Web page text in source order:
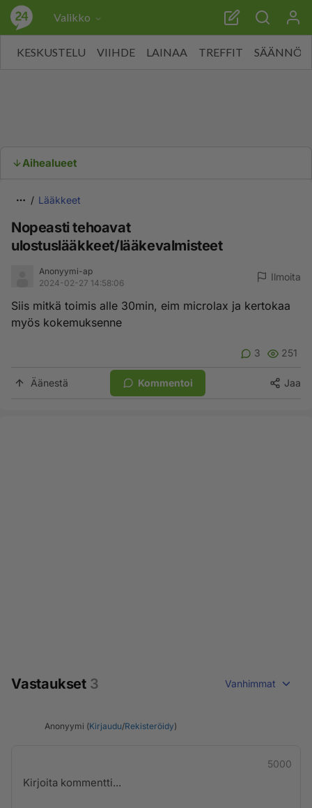
Valikko
KESKUSTELU VIIHDE LAINAA TREFFIT SÄÄNNÖT
Aihealueet
Lääkkeet
Nopeasti tehoavat
ulostuslääkkeet/lääkevalmisteet
Anonyymi-ap
2024-02-27 14:58:06
Ilmoita
Siis mitkä toimis alle 30min, eim microlax ja kertokaa
myös kokemuksenne
3 251
Äänestä Kommentoi Jaa
Vastaukset 3 Vanhimmat
Anonyymi (Kirjaudu/Rekisteröidy)
5000